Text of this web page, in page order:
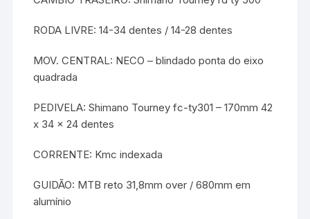
RODA LIVRE: 14-34 dentes / 14-28 dentes
MOV. CENTRAL: NECO – blindado ponta do eixo
quadrada
PEDIVELA: Shimano Tourney fc-ty301 – 170mm 42
x 34 x 24 dentes
CORRENTE: Kmc indexada
GUIDÃO: MTB reto 31,8mm over / 680mm em
alumínio